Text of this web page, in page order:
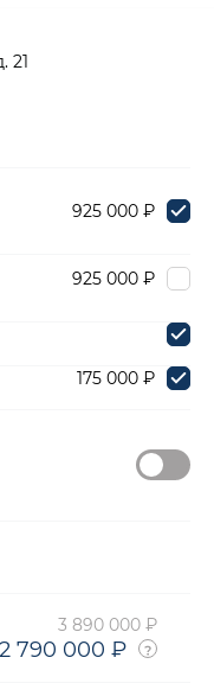
21
925 000 ₽
925 000 ₽
175 000 ₽
3 890 000 ₽
2 790 000 ₽